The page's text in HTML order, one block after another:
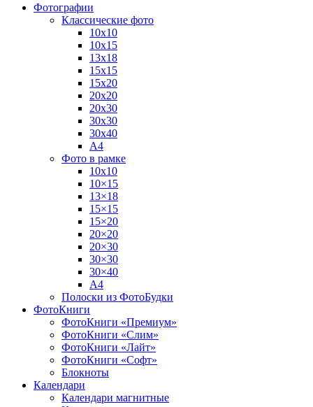
Фотографии
Классические фото
10х10
10х15
13х18
15х15
15х20
20х20
20х30
30х30
30х40
А4
Фото в рамке
10х10
10×15
13×18
15×15
15×20
20×20
20×30
30×30
30×40
A4
Полоски из ФотоБудки
ФотоКниги
ФотоКниги «Премиум»
ФотоКниги «Слим»
ФотоКниги «Лайт»
ФотоКниги «Софт»
Блокноты
Календари
Календари магнитные